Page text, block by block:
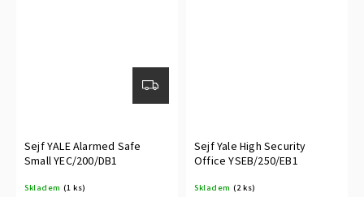
Sejf YALE Alarmed Safe
Small YEC/200/DB1
Skladem (1 ks)
Sejf Yale High Security
Office YSEB/250/EB1
Skladem (2 ks)